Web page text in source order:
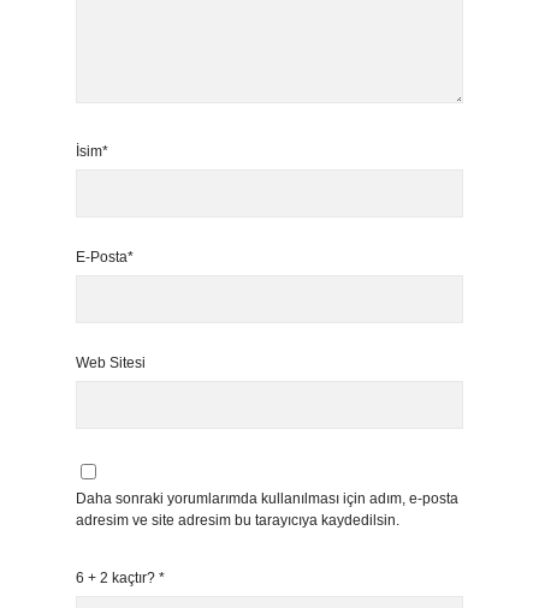
İsim*
E-Posta*
Web Sitesi
Daha sonraki yorumlarımda kullanılması için adım, e-posta
adresim ve site adresim bu tarayıcıya kaydedilsin.
6 + 2 kaçtır? *